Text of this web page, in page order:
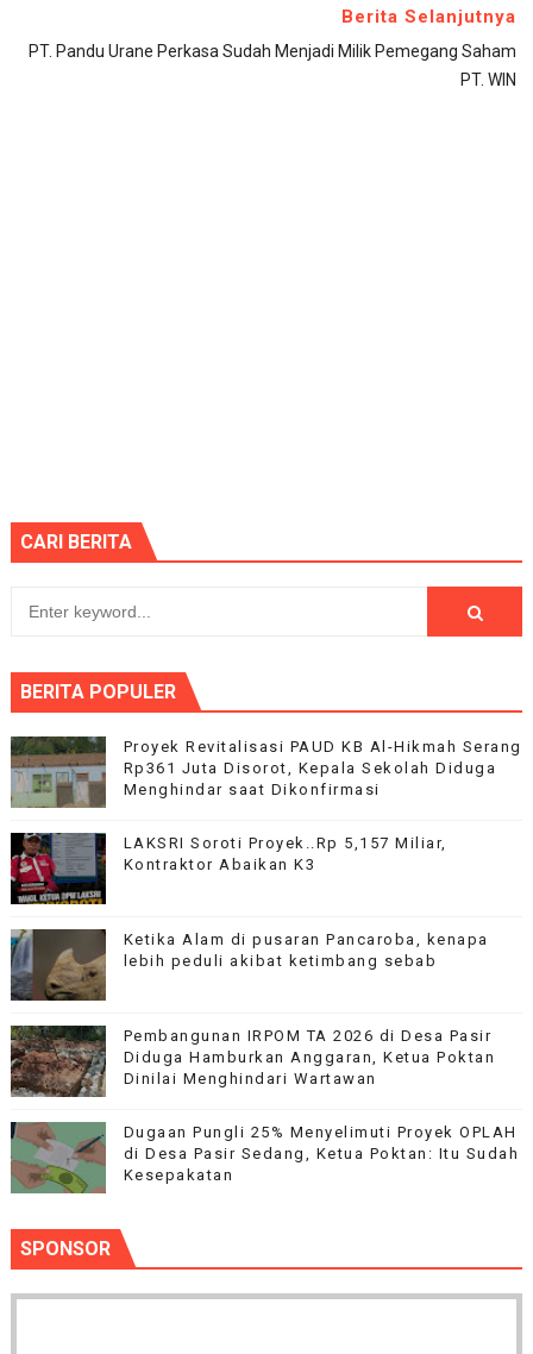
Berita Selanjutnya
PT. Pandu Urane Perkasa Sudah Menjadi Milik Pemegang Saham
PT. WIN
CARI BERITA
BERITA POPULER
Proyek Revitalisasi PAUD KB Al-Hikmah Serang
Rp361 Juta Disorot, Kepala Sekolah Diduga
Menghindar saat Dikonfirmasi
LAKSRI Soroti Proyek..Rp 5,157 Miliar,
Kontraktor Abaikan K3
Ketika Alam di pusaran Pancaroba, kenapa
lebih peduli akibat ketimbang sebab
Pembangunan IRPOM TA 2026 di Desa Pasir
Diduga Hamburkan Anggaran, Ketua Poktan
Dinilai Menghindari Wartawan
Dugaan Pungli 25% Menyelimuti Proyek OPLAH
di Desa Pasir Sedang, Ketua Poktan: Itu Sudah
Kesepakatan
SPONSOR